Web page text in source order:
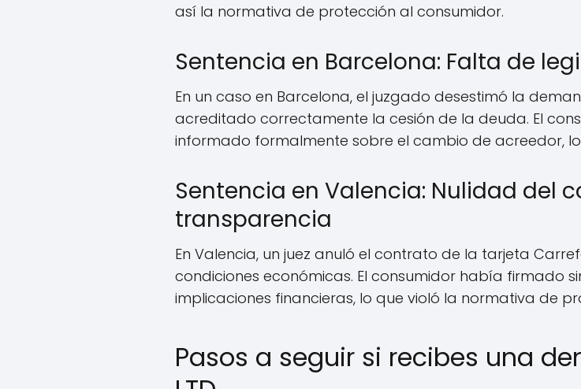
así la normativa de protección al consumidor.
Sentencia en Barcelona: Falta de
En un caso en Barcelona, el juzgado desestimó la
acreditado correctamente la cesión de la deuda. El
informado formalmente sobre el cambio de acreedor,
Sentencia en Valencia: Nulidad del
transparencia
En Valencia, un juez anuló el contrato de la tarjeta
condiciones económicas. El consumidor había firmado
implicaciones financieras, lo que violó la normativa de
Pasos a seguir si recibes una